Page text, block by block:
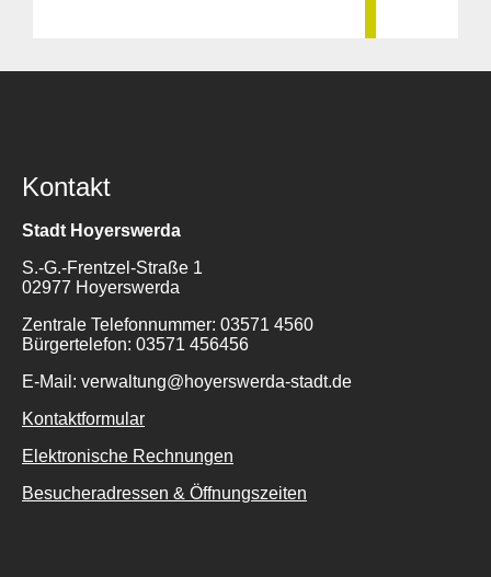
Kontakt
Stadt Hoyerswerda
S.-G.-Frentzel-Straße 1
02977 Hoyerswerda
Zentrale Telefonnummer: 03571 4560
Bürgertelefon: 03571 456456
E-Mail: verwaltung@hoyerswerda-stadt.de
Kontaktformular
Elektronische Rechnungen
Besucheradressen & Öffnungszeiten